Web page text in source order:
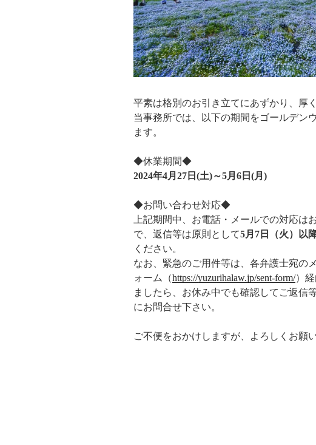
平素は格別のお引き立てにあずかり、厚
当事務所では、以下の期間をゴールデン
ます。
◆休業期間◆
2024年4月27日(土)～5月6日(月)
◆お問い合わせ対応◆
上記期間中、お電話・メールでの対応は
で、返信等は原則として5月7日（火）以
ください。
なお、緊急のご用件等は、各弁護士宛の
ォーム（https://yuzurihalaw.jp/sent-form/）
ましたら、お休み中でも確認してご返信
にお問合せ下さい。
ご不便をおかけしますが、よろしくお願